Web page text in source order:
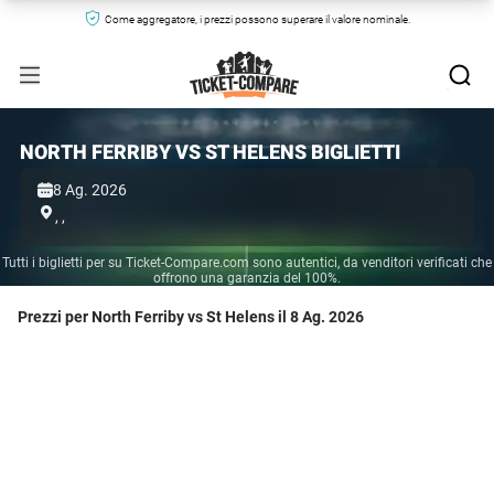
Come aggregatore, i prezzi possono superare il valore nominale.
NORTH FERRIBY VS ST HELENS BIGLIETTI
8 Ag. 2026
, ,
Tutti i biglietti per su Ticket-Compare.com sono autentici, da venditori verificati che
offrono una garanzia del 100%.
Prezzi per North Ferriby vs St Helens il 8 Ag. 2026